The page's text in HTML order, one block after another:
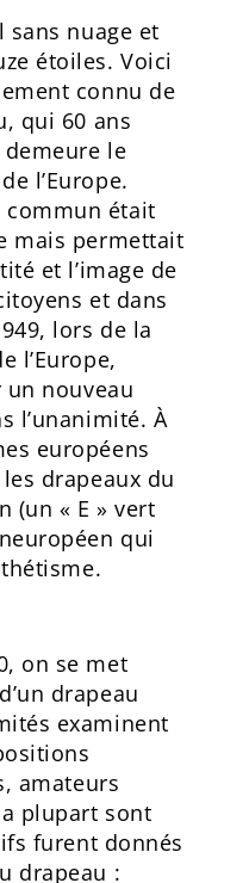
sans nuage et
étoiles. Voici
connu de
qui 60 ans
le
l’Europe.
commun était
mais permettait
et l’image de
et dans
lors de la
l’Europe,
un nouveau
l’unanimité. À
européens
drapeaux du
(un « E » vert
qui
on se met
drapeau
examinent
amateurs
plupart sont
furent donnés
drapeau :